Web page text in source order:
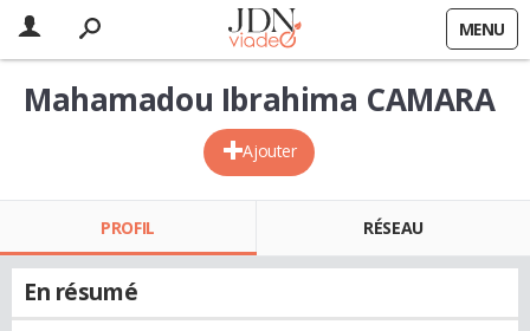
MENU
Ajouter
Mahamadou Ibrahima CAMARA
PROFIL RÉSEAU
En résumé